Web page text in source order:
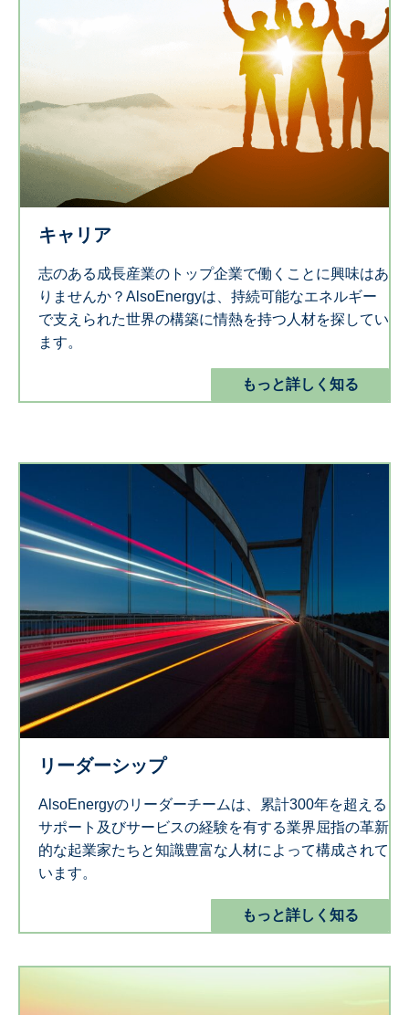
キャリア
志のある成長産業のトップ企業で働くことに興味はあ
りませんか？AlsoEnergyは、持続可能なエネルギー
で支えられた世界の構築に情熱を持つ人材を探してい
ます。
もっと詳しく知る
リーダーシップ
AlsoEnergyのリーダーチームは、累計300年を超える
サポート及びサービスの経験を有する業界屈指の革新
的な起業家たちと知識豊富な人材によって構成されて
います。
もっと詳しく知る